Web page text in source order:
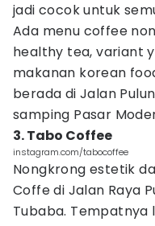
jadi cocok untuk
Ada menu coffee
healthy tea, variant
makanan korean
berada di Jalan
samping Pasar
3. Tabo Coffee
instagram.com/tabocoffee
Nongkrong estetik
Coffe di Jalan Raya
Tubaba. Tempatnya